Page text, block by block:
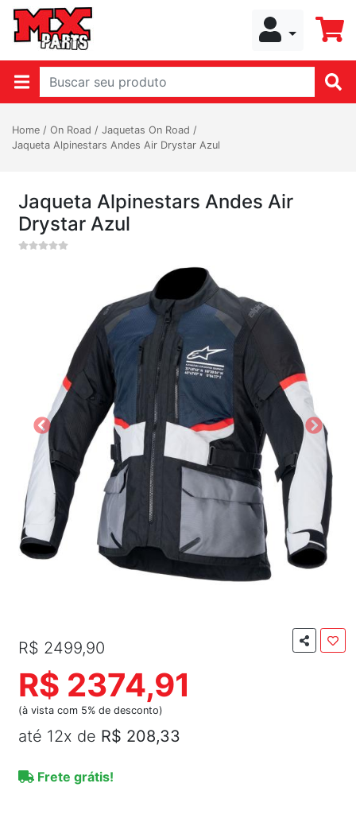
Home / On Road / Jaquetas On Road /
Jaqueta Alpinestars Andes Air Drystar Azul
Jaqueta Alpinestars Andes Air
Drystar Azul
R$ 2499,90
R$ 2374,91
(à vista com 5% de desconto)
até 12x de R$ 208,33
Frete grátis!